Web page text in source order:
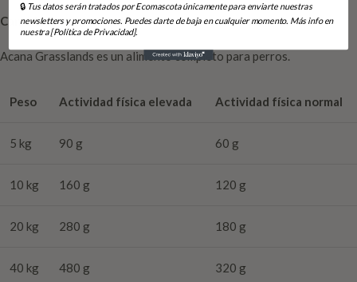
Cantidad recomendada:
Acana Grasslands es un alimento completo para perros.
Peso Actividad física elevada Actividad física normal
5 kg 90 g 60 g
10 kg 160 g 120 g
20 kg 280 g 180 g
40 kg 480 g 320 g
🔒 Tus datos serán tratados por Ecomascota únicamente para enviarte nuestras
newsletters y promociones. Puedes darte de baja en cualquier momento. Más info en
nuestra [Política de Privacidad].